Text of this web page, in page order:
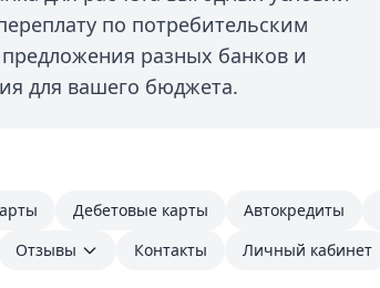
по потребительским
разных банков и
для вашего бюджета.
Дебетовые карты Автокредиты
Отзывы Контакты Личный кабинет